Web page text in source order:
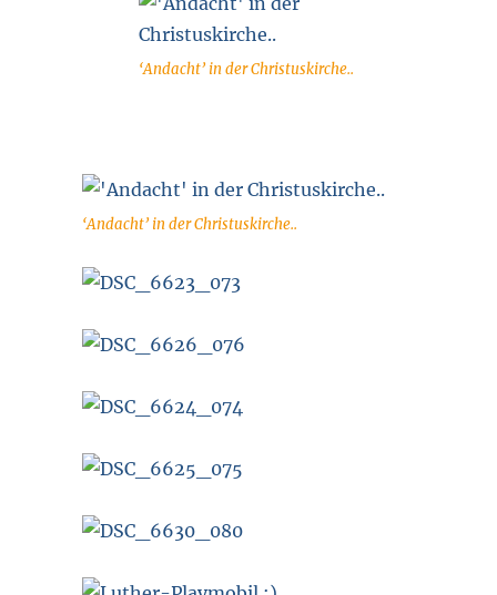
‘Andacht’ in der Christuskirche..
‘Andacht’ in der Christuskirche..